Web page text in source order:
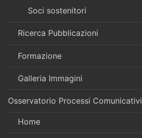
Soci sostenitori
Ricerca Pubblicazioni
Formazione
Galleria Immagini
Osservatorio Processi Comunicativi
Home